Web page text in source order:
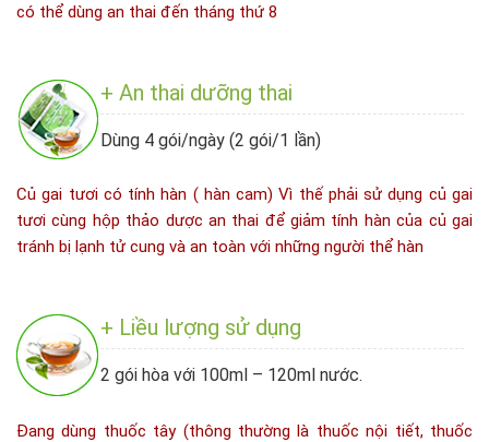
có thể dùng an thai đến tháng thứ 8
+ An thai dưỡng thai
Dùng 4 gói/ngày (2 gói/1 lần)
Củ gai tươi có tính hàn ( hàn cam) Vì thế phải sử dụng củ gai
tươi cùng hộp thảo dược an thai để giảm tính hàn của củ gai
tránh bị lạnh tử cung và an toàn với những người thể hàn
+ Liều lượng sử dụng
2 gói hòa với 100ml – 120ml nước.
Đang dùng thuốc tây (thông thường là thuốc nội tiết, thuốc